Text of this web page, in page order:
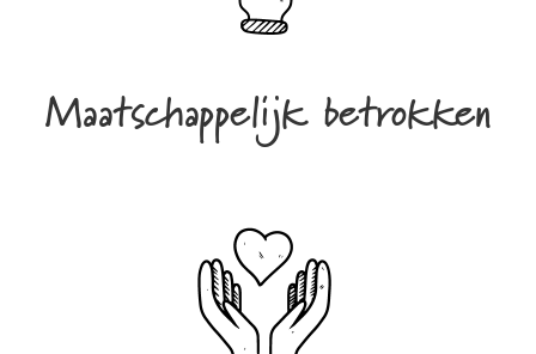
Maatschappelijk betrokken